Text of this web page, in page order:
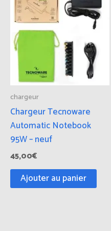
chargeur
Chargeur Tecnoware
Automatic Notebook
95W – neuf
45,00€
Ajouter au panier